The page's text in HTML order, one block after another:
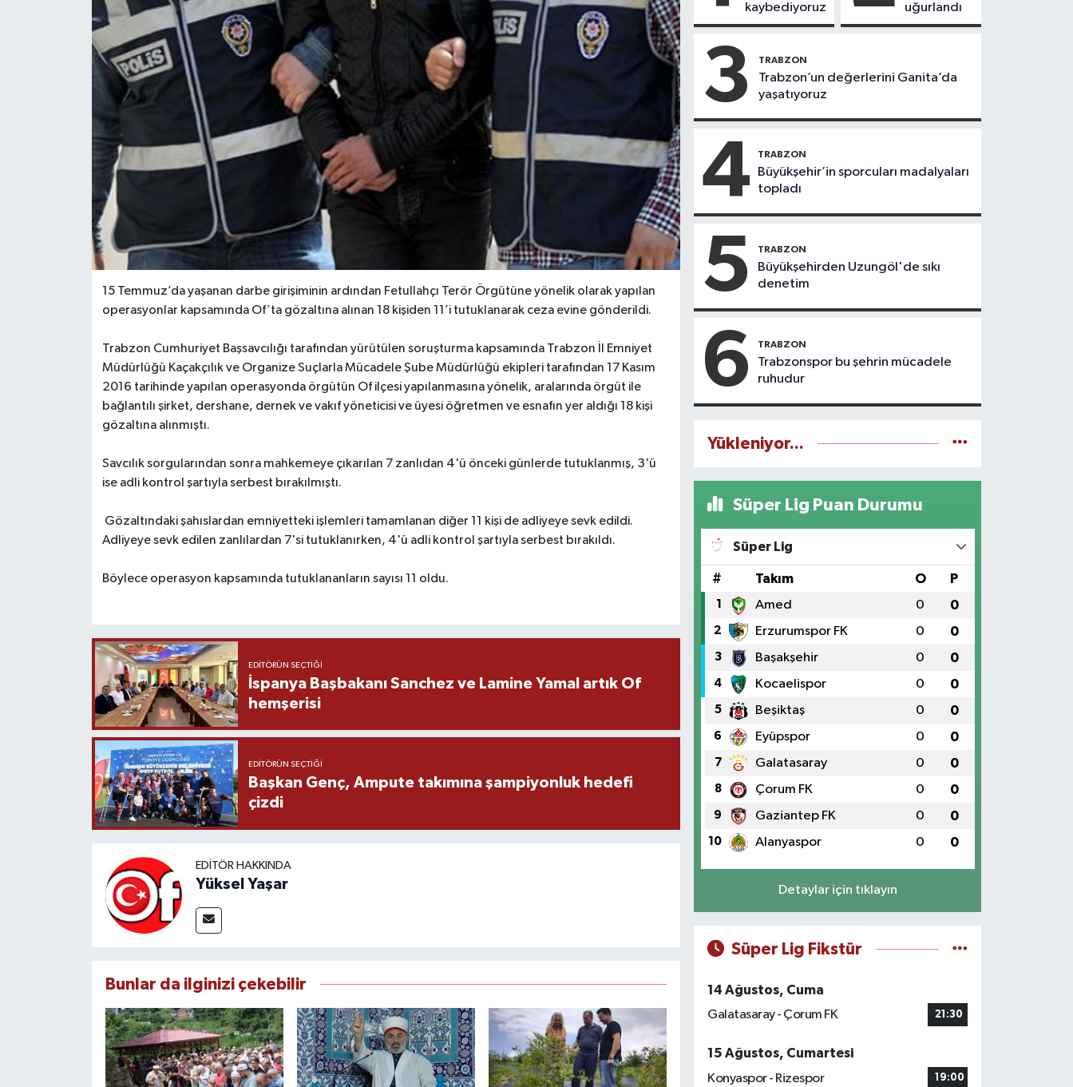
15 Temmuz’da yaşanan darbe girişiminin ardından Fetullahçı Terör Örgütüne yönelik olarak yapılan
operasyonlar kapsamında Of’ta gözaltına alınan 18 kişiden 11’i tutuklanarak ceza evine gönderildi.
Trabzon Cumhuriyet Başsavcılığı tarafından yürütülen soruşturma kapsamında Trabzon İl Emniyet
Müdürlüğü Kaçakçılık ve Organize Suçlarla Mücadele Şube Müdürlüğü ekipleri tarafından 17 Kasım
2016 tarihinde yapılan operasyonda örgütün Of ilçesi yapılanmasına yönelik, aralarında örgüt ile
bağlantılı şirket, dershane, dernek ve vakıf yöneticisi ve üyesi öğretmen ve esnafın yer aldığı 18 kişi
gözaltına alınmıştı.
Savcılık sorgularından sonra mahkemeye çıkarılan 7 zanlıdan 4'ü önceki günlerde tutuklanmış, 3'ü
ise adli kontrol şartıyla serbest bırakılmıştı.
Gözaltındaki şahıslardan emniyetteki işlemleri tamamlanan diğer 11 kişi de adliyeye sevk edildi.
Adliyeye sevk edilen zanlılardan 7'si tutuklanırken, 4'ü adli kontrol şartıyla serbest bırakıldı.
Böylece operasyon kapsamında tutuklananların sayısı 11 oldu.
EDITÖRÜN SEÇTIĞI
İspanya Başbakanı Sanchez ve Lamine Yamal artık Of
hemşerisi
EDITÖRÜN SEÇTIĞI
Başkan Genç, Ampute takımına şampiyonluk hedefi
çizdi
EDITÖR HAKKINDA
Yüksel Yaşar
Bunlar da ilginizi çekebilir
kaybediyoruz
uğurlandı
3 TRABZON
Trabzon’un değerlerini Ganita’da
yaşatıyoruz
4 TRABZON
Büyükşehir’in sporcuları madalyaları
topladı
5 TRABZON
Büyükşehirden Uzungöl'de sıkı
denetim
6 TRABZON
Trabzonspor bu şehrin mücadele
ruhudur
Yükleniyor...
Süper Lig Puan Durumu
Süper Lig
# Takım O P
1 Amed 0 0
2 Erzurumspor FK 0 0
3 Başakşehir 0 0
4 Kocaelispor 0 0
5 Beşiktaş 0 0
6 Eyüpspor 0 0
7 Galatasaray 0 0
8 Çorum FK 0 0
9 Gaziantep FK 0 0
10 Alanyaspor 0 0
Detaylar için tıklayın
Süper Lig Fikstür
14 Ağustos, Cuma
Galatasaray - Çorum FK
21:30
15 Ağustos, Cumartesi
Konyaspor - Rizespor
19:00